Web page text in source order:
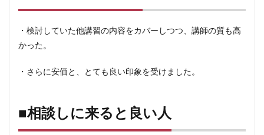
■相
に来
ると
とめ
・検討していた他講習の内容をカバーしつつ、講師の質も高
かった。
・さらに安価と、とても良い印象を受けました。
■相談しに来ると良い人